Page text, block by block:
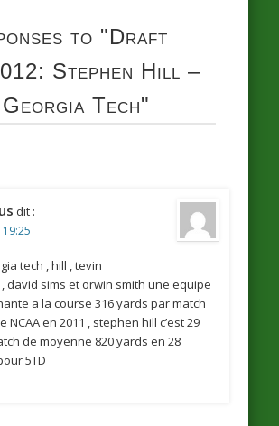
to "Draft
Stephen Hill –
Tech"
dit :
tech , hill , tevin
david sims et orwin smith une equipe
a la course 316 yards par match
NCAA en 2011 , stephen hill c’est 29
de moyenne 820 yards en 28
5TD